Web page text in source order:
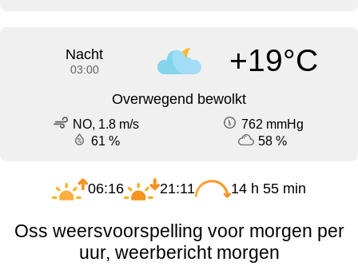
Nacht
03:00 +19°C
Overwegend bewolkt
NO, 1.8 m/s
762 mmHg
61 %
58 %
06:16 21:11 14 h 55 min
Oss weersvoorspelling voor morgen per
uur, weerbericht morgen